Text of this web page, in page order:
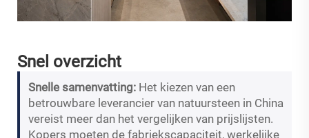
Snel overzicht
Snelle samenvatting: Het kiezen van een
betrouwbare leverancier van natuursteen in China
vereist meer dan het vergelijken van prijslijsten.
Kopers moeten de fabriekscapaciteit, werkelijke